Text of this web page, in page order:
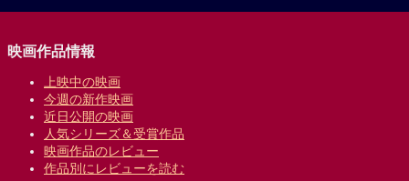
映画作品情報
上映中の映画
今週の新作映画
近日公開の映画
人気シリーズ＆受賞作品
映画作品のレビュー
作品別にレビューを読む